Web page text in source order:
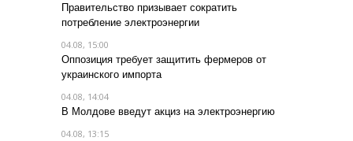
Правительство призывает сократить
потребление электроэнергии
04.08, 15:00
Оппозиция требует защитить фермеров от
украинского импорта
04.08, 14:04
В Молдове введут акциз на электроэнергию
04.08, 13:15